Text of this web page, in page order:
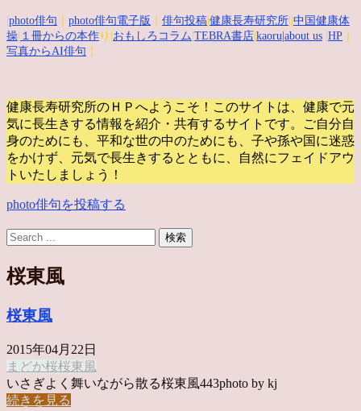
photo俳句 photo俳句電子版 俳句投稿 健康長寿研究所 中国健康体
操 １冊からの本作 り| おもしろコラム TEBRA書店 kaoru |about us HP
写真からAI俳句
健康長寿研究所のＨＰへようこそ！このサイトは、健康で元
気に長生きする情報を紹介・共有するサイトです。
ご自分自
身のためにも、平和な世の中のためにも、子や孫や国に迷惑
をかけず、元気で長生きするとともに、自然にフェイドアウ
トいたしましょう！
photo俳句を投稿する
桜東風
桜東風
2015年04月22日
まどか桜桜東風
いさぎよく舞いながら散る桜東風443photo by kj
続きを見る